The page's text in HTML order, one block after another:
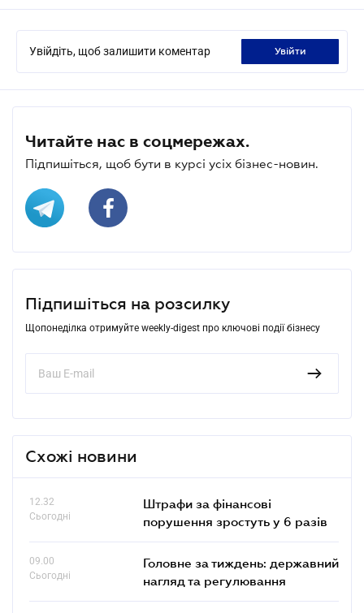
Увійдіть, щоб залишити коментар увійти
Читайте нас в соцмережах.
Підпишіться, щоб бути в курсі усіх бізнес-новин.
Підпишіться на розсилку
Щопонеділка отримуйте weekly-digest про ключові події бізнесу
Схожі новини
12.32
Сьогодні
Штрафи за фінансові
порушення зростуть у 6 разів
09.00
Сьогодні
Головне за тиждень: державний
нагляд та регулювання